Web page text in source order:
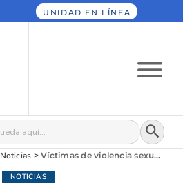
UNIDAD EN LÍNEA
Botón
Noticias >Víctimas de violencia sexual participaron en una jornada de sanación y autocuidado en Sincelejo
NOTICIAS